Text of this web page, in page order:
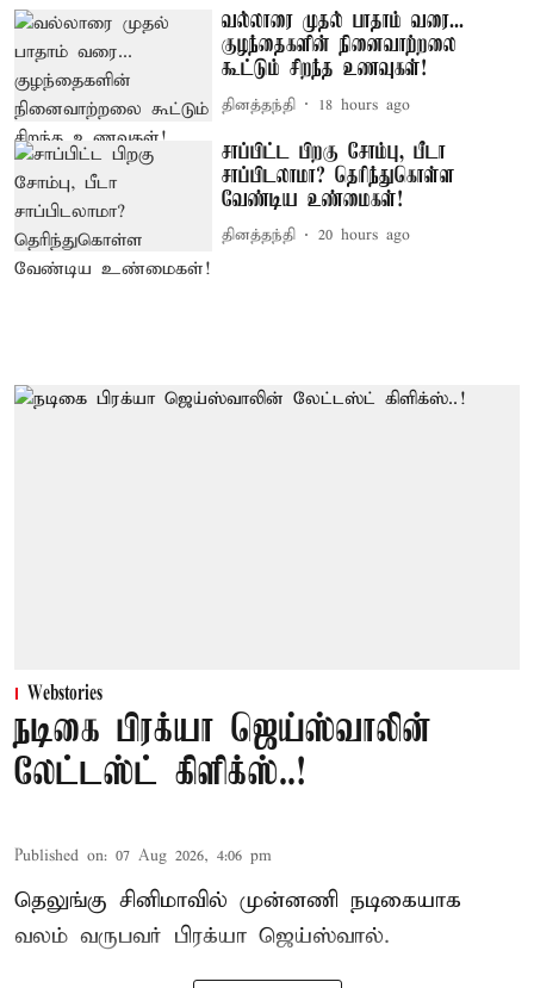
வல்லாரை முதல் பாதாம் வரை...
குழந்தைகளின் நினைவாற்றலை
கூட்டும் சிறந்த உணவுகள்!
தினத்தந்தி 18 hours ago
சாப்பிட்ட பிறகு சோம்பு, பீடா
சாப்பிடலாமா? தெரிந்துகொள்ள
வேண்டிய உண்மைகள்!
தினத்தந்தி 20 hours ago
Webstories
நடிகை பிரக்யா ஜெய்ஸ்வாலின்
லேட்டஸ்ட் கிளிக்ஸ்..!
Published on: 07 Aug 2026, 4:06 pm
தெலுங்கு சினிமாவில் முன்னணி நடிகையாக
வலம் வருபவர் பிரக்யா ஜெய்ஸ்வால்.